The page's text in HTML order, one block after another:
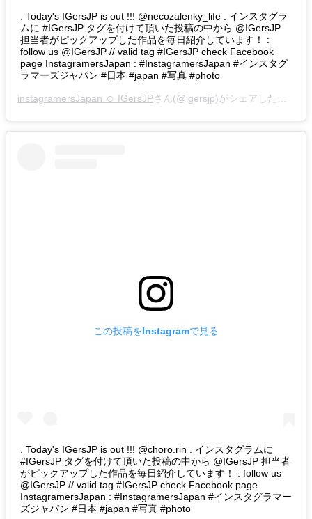
. Today's IGersJP is out !!! @necozalenky_life . インスタグラ
ムに #IGersJP タグを付けて頂いた投稿の中から @IGersJP
担当者がピックアップした作品を毎日紹介しています！ :
follow us @IGersJP // valid tag #IGersJP check Facebook
page InstagramersJapan : #InstagramersJapan #インスタグ
ラマーズジャパン #日本 #japan #写真 #photo
instagramersJapan ☺︎ IGersJPさん(@igersjp)がシェアした投稿 –
この投稿をInstagramで見る
. Today's IGersJP is out !!! @choro.rin . インスタグラムに
#IGersJP タグを付けて頂いた投稿の中から @IGersJP 担当者
がピックアップした作品を毎日紹介しています！ : follow us
@IGersJP // valid tag #IGersJP check Facebook page
InstagramersJapan : #InstagramersJapan #インスタグラマー
ズジャパン #日本 #japan #写真 #photo